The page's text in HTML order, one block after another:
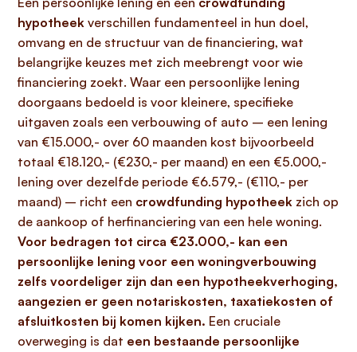
hypotheek verschillen fundamenteel in hun doel,
omvang en de structuur van de financiering, wat
belangrijke keuzes met zich meebrengt voor wie
financiering zoekt. Waar een persoonlijke lening
doorgaans bedoeld is voor kleinere, specifieke
uitgaven zoals een verbouwing of auto – een lening
van €15.000,- over 60 maanden kost bijvoorbeeld
totaal €18.120,- (€230,- per maand) en een €5.000,-
lening over dezelfde periode €6.579,- (€110,- per
maand) – richt een crowdfunding hypotheek zich op
de aankoop of herfinanciering van een hele woning.
Voor bedragen tot circa €23.000,- kan een
persoonlijke lening voor een woningverbouwing
zelfs voordeliger zijn dan een hypotheekverhoging,
aangezien er geen notariskosten, taxatiekosten of
afsluitkosten bij komen kijken. Een cruciale
overweging is dat een bestaande persoonlijke